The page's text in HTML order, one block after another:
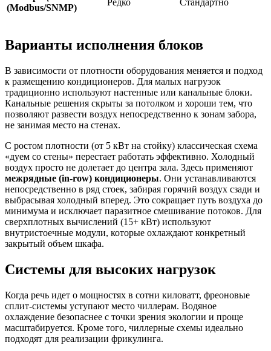
(Modbus/SNMP)
Редко Стандартно
Варианты исполнения блоков
В зависимости от плотности оборудования меняется и подход
к размещению кондиционеров. Для малых нагрузок
традиционно используют настенные или канальные блоки.
Канальные решения скрыты за потолком и хороши тем, что
позволяют развести воздух непосредственно к зонам забора,
не занимая место на стенах.
С ростом плотности (от 5 кВт на стойку) классическая схема
«дуем со стены» перестает работать эффективно. Холодный
воздух просто не долетает до центра зала. Здесь применяют
межрядные (in-row) кондиционеры. Они устанавливаются
непосредственно в ряд стоек, забирая горячий воздух сзади и
выбрасывая холодный вперед. Это сокращает путь воздуха до
минимума и исключает паразитное смешивание потоков. Для
сверхплотных вычислений (15+ кВт) используют
внутристоечные модули, которые охлаждают конкретный
закрытый объем шкафа.
Системы для высоких нагрузок
Когда речь идет о мощностях в сотни киловатт, фреоновые
сплит-системы уступают место чиллерам. Водяное
охлаждение безопаснее с точки зрения экологии и проще
масштабируется. Кроме того, чиллерные схемы идеально
подходят для реализации фрикулинга.